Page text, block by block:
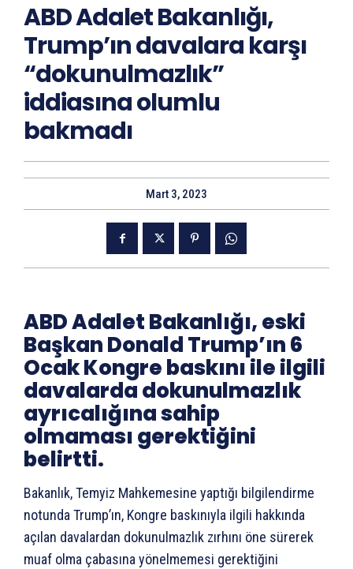
ABD Adalet Bakanlığı,
Trump’ın davalara karşı
“dokunulmazlık”
iddiasına olumlu
bakmadı
Mart 3, 2023
ABD Adalet Bakanlığı, eski
Başkan Donald Trump’ın 6
Ocak Kongre baskını ile ilgili
davalarda dokunulmazlık
ayrıcalığına sahip
olmaması gerektiğini
belirtti.
Bakanlık, Temyiz Mahkemesine yaptığı bilgilendirme
notunda Trump’ın, Kongre baskınıyla ilgili hakkında
açılan davalardan dokunulmazlık zırhını öne sürerek
muaf olma çabasına yönelmemesi gerektiğini